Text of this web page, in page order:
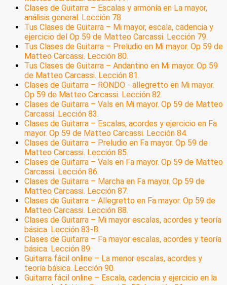
Clases de Guitarra – Escalas y armonía en La mayor,
análisis general. Lección 78.
Tus Clases de Guitarra – Mi mayor, escala, cadencia y
ejercicio del Op 59 de Matteo Carcassi. Lección 79.
Tus Clases de Guitarra – Preludio en Mi mayor. Op 59 de
Matteo Carcassi. Lección 80.
Tus Clases de Guitarra – Andantino en Mi mayor. Op 59
de Matteo Carcassi. Lección 81.
Clases de Guitarra – RONDO - allegretto en Mi mayor.
Op 59 de Matteo Carcassi. Lección 82.
Clases de Guitarra – Vals en Mi mayor. Op 59 de Matteo
Carcassi. Lección 83.
Clases de Guitarra – Escalas, acordes y ejercicio en Fa
mayor. Op 59 de Matteo Carcassi. Lección 84.
Clases de Guitarra – Preludio en Fa mayor. Op 59 de
Matteo Carcassi. Lección 85.
Clases de Guitarra – Vals en Fa mayor. Op 59 de Matteo
Carcassi. Lección 86.
Clases de Guitarra – Marcha en Fa mayor. Op 59 de
Matteo Carcassi. Lección 87.
Clases de Guitarra – Allegretto en Fa mayor. Op 59 de
Matteo Carcassi. Lección 88.
Clases de Guitarra – Mi mayor escalas, acordes y teoría
básica. Lección 83-B.
Clases de Guitarra – Fa mayor escalas, acordes y teoría
básica. Lección 89.
Guitarra fácil online – La menor escalas, acordes y
teoría básica. Lección 90.
Guitarra fácil online – Escala, cadencia y ejercicio en la